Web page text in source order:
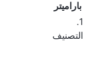
باراميتر
1.
التصنيف